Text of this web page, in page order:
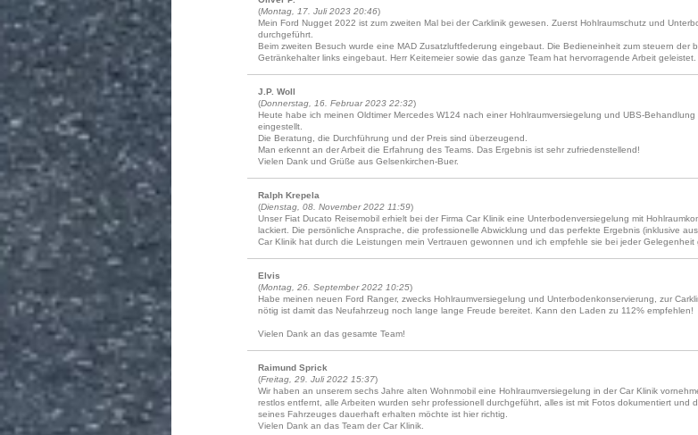
(Montag, 17. Juli 2023 20:46)
Mein Ford Nugget 2022 ist zum zweiten Mal bei der Carklinik gewesen. Zuerst Hohlraumschutz und
durchgeführt.
Beim zweiten Besuch wurde eine MAD Zusatzluftfederung eingebaut. Die Bedieneinheit zum steuern der
Getränkehalter links eingebaut. Herr Keitemeier sowie das ganze Team hat hervorragende Arbeit
J.P. Woll
(Donnerstag, 16. Februar 2023 22:32)
Heute habe ich meinen Oldtimer Mercedes W124 nach einer Hohlraumversiegelung und UBS-
eingestellt.
Die Beratung, die Durchführung und der Preis sind überzeugend.
Man erkennt an der Arbeit die Erfahrung des Teams. Das Ergebnis ist sehr zufriedenstellend!
Vielen Dank und Grüße aus Gelsenkirchen-Buer.
Ralph Krepela
(Dienstag, 08. November 2022 11:59)
Unser Fiat Ducato Reisemobil erhielt bei der Firma Car Klinik eine Unterbodenversiegelung mit
lackiert. Die persönliche Ansprache, die professionelle Abwicklung und das perfekte Ergebnis (inklusive
Car Klinik hat durch die Leistungen mein Vertrauen gewonnen und ich empfehle sie bei jeder Gelegenheit
Elvis
(Montag, 26. September 2022 10:25)
Habe meinen neuen Ford Ranger, zwecks Hohlraumversiegelung und Unterbodenkonservierung, zur
nötig ist damit das Neufahrzeug noch lange lange Freude bereitet. Kann den Laden zu 112% empfehlen!
Vielen Dank an das gesamte Team!
Raimund Sprick
(Freitag, 29. Juli 2022 15:37)
Wir haben an unserem sechs Jahre alten Wohnmobil eine Hohlraumversiegelung in der Car Klinik
restlos entfernt, alle Arbeiten wurden sehr professionell durchgeführt, alles ist mit Fotos dokumentiert und
seines Fahrzeuges dauerhaft erhalten möchte ist hier richtig.
Vielen Dank an das Team der Car Klinik.